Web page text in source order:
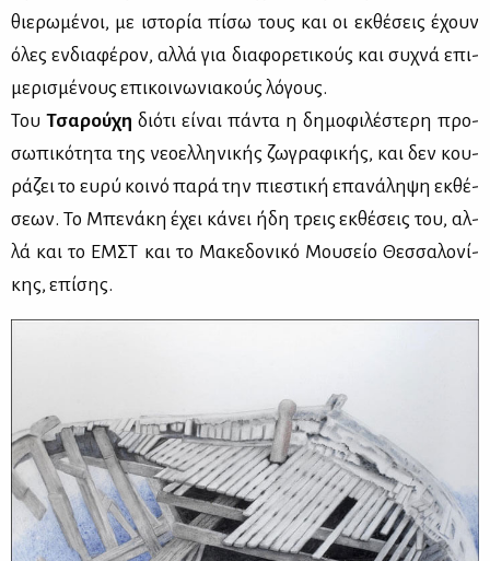
θιε­ρω­μέ­νοι, με ιστο­ρία πί­σω τους και οι εκ­θέ­σεις έχουν
όλες εν­δια­φέ­ρον, αλ­λά για δια­φο­ρε­τι­κούς και συ­χνά επι­
με­ρι­σμέ­νους επι­κοι­νω­νια­κούς λό­γους.
Του Τσα­ρού­χη διό­τι εί­ναι πά­ντα η δη­μο­φι­λέ­στε­ρη προ­
σω­πι­κό­τη­τα της νε­ο­ελ­λη­νι­κής ζω­γρα­φι­κής, και δεν κου­
ρά­ζει το ευ­ρύ κοι­νό πα­ρά την πιε­στι­κή επα­νά­λη­ψη εκ­θέ­
σε­ων. Το Μπε­νά­κη έχει κά­νει ήδη τρεις εκ­θέ­σεις του, αλ­
λά και το ΕΜΣΤ και το Μα­κε­δο­νι­κό Μου­σείο Θεσ­σα­λο­νί­
κης, επί­σης.